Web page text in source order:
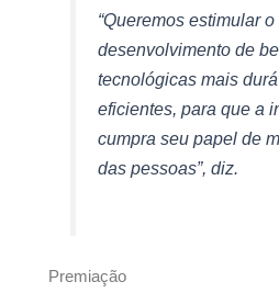
“Queremos estimular o
desenvolvimento de
tecnológicas mais
eficientes, para que a
cumpra seu papel de
das pessoas”, diz.
Premiação